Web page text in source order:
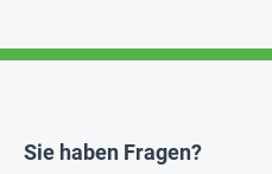
Sie haben Fragen?